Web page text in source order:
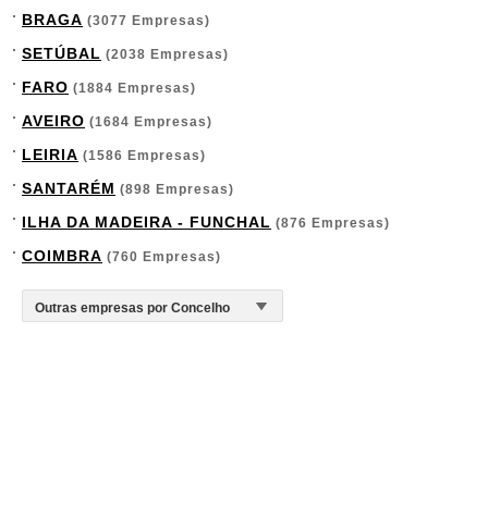
BRAGA (3077 Empresas)
SETÚBAL (2038 Empresas)
FARO (1884 Empresas)
AVEIRO (1684 Empresas)
LEIRIA (1586 Empresas)
SANTARÉM (898 Empresas)
ILHA DA MADEIRA - FUNCHAL (876 Empresas)
COIMBRA (760 Empresas)